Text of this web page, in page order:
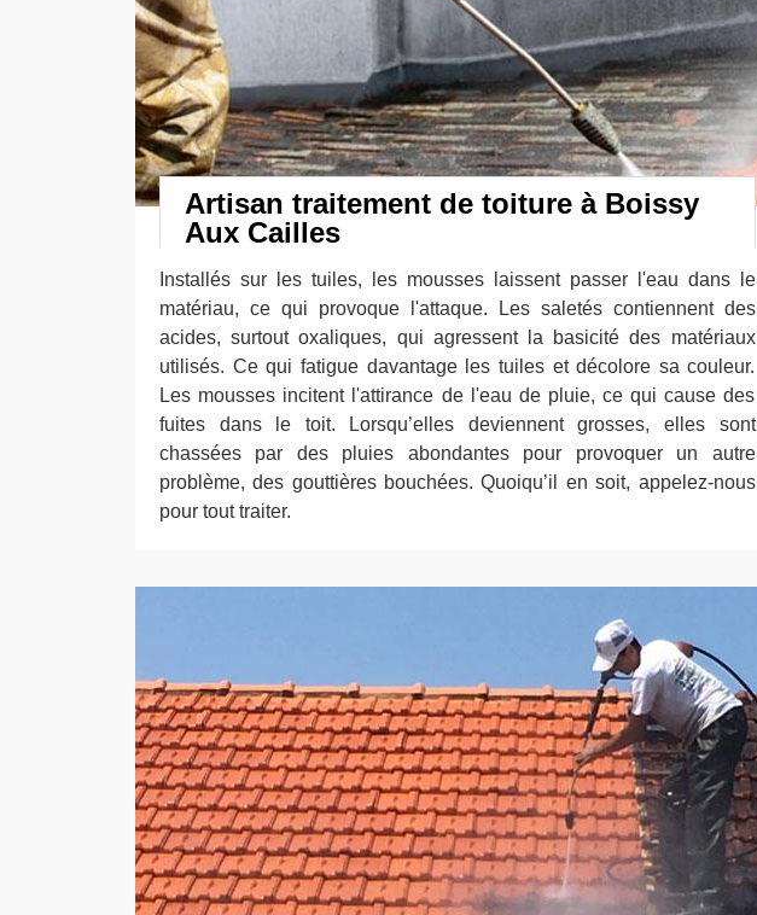
Artisan traitement de toiture à Boissy
Aux Cailles
Installés sur les tuiles, les mousses laissent passer l'eau dans le
matériau, ce qui provoque l'attaque. Les saletés contiennent des
acides, surtout oxaliques, qui agressent la basicité des matériaux
utilisés. Ce qui fatigue davantage les tuiles et décolore sa couleur.
Les mousses incitent l'attirance de l'eau de pluie, ce qui cause des
fuites dans le toit. Lorsqu’elles deviennent grosses, elles sont
chassées par des pluies abondantes pour provoquer un autre
problème, des gouttières bouchées. Quoiqu’il en soit, appelez-nous
pour tout traiter.